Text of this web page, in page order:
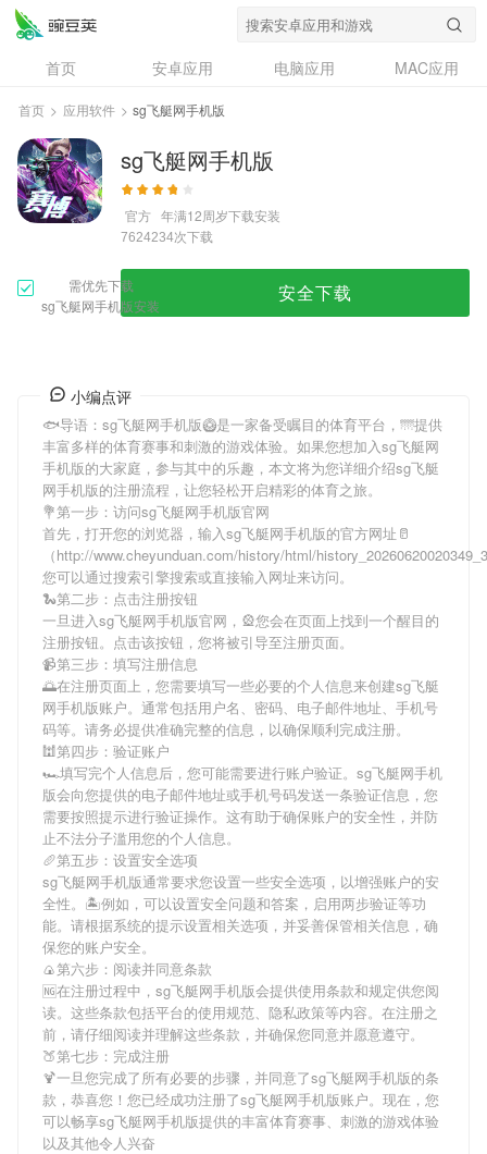
首页 安卓应用 电脑应用
MAC应用
资讯
专题
问答
首页 > 应用软件 > sg飞艇网手机版
sg飞艇网手机版
官方 年满12周岁下载安装
7624234次下载
需优先下载
sg飞艇网手机版安装
安全下载
小编点评
🐟导语： sg飞艇网手机版🥝是一家备受瞩目的体育平台，🌁提供
丰富多样的体育赛事和刺激的游戏体验。如果您想加入sg飞艇网
手机版的大家庭，参与其中的乐趣，本文将为您详细介绍sg飞艇
网手机版的注册流程，让您轻松开启精彩的体育之旅。
💐第一步：访问sg飞艇网手机版官网
首先，打开您的浏览器，输入sg飞艇网手机版的官方网址🥛
（http://www.cheyunduan.com/history/html/
您可以通过搜索引擎搜索或直接输入网址来访问。
🐍第二步：点击注册按钮
一旦进入sg飞艇网手机版官网，🎡您会在页面上找到一个醒目的
注册按钮。点击该按钮，您将被引导至注册页面。
📹第三步：填写注册信息
🌅在注册页面上，您需要填写一些必要的个人信息来创建sg飞艇
网手机版账户。通常包括用户名、密码、电子邮件地址、手机号
码等。请务必提供准确完整的信息，以确保顺利完成注册。
🕍第四步：验证账户
🏎填写完个人信息后，您可能需要进行账户验证。 sg飞艇网手机
版会向您提供的电子邮件地址或手机号码发送一条验证信息，您
需要按照提示进行验证操作。这有助于确保账户的安全性，并防
止不法分子滥用您的个人信息。
🥖第五步：设置安全选项
sg飞艇网手机版通常要求您设置一些安全选项，以增强账户的安
全性。🏝例如，可以设置安全问题和答案，启用两步验证等功
能。请根据系统的提示设置相关选项，并妥善保管相关信息，确
保您的账户安全。
🍙第六步：阅读并同意条款
🆖在注册过程中， sg飞艇网手机版会提供使用条款和规定供您阅
读。这些条款包括平台的使用规范、隐私政策等内容。在注册之
前，请仔细阅读并理解这些条款，并确保您同意并愿意遵守。
🍑第七步：完成注册
🍹一旦您完成了所有必要的步骤，并同意了sg飞艇网手机版的条
款，恭喜您！您已经成功注册了sg飞艇网手机版账户。现在，您
可以畅享sg飞艇网手机版提供的丰富体育赛事、刺激的游戏体验
以及其他令人兴奋